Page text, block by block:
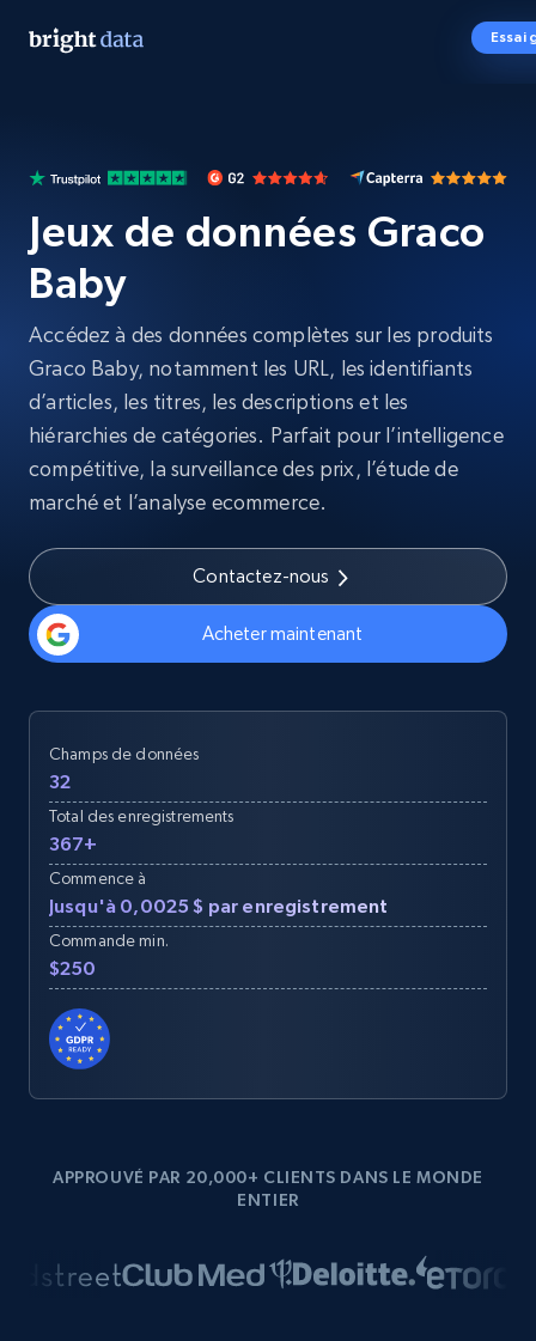
Essai
Jeux de données Graco
Baby
Accédez à des données complètes sur les produits
Graco Baby, notamment les URL, les identifiants
d’articles, les titres, les descriptions et les
hiérarchies de catégories. Parfait pour l’intelligence
compétitive, la surveillance des prix, l’étude de
marché et l’analyse ecommerce.
Contactez-nous
Acheter maintenant
Champs de données
32
Total des enregistrements
367+
Commence à
Jusqu'à 0,0025 $ par enregistrement
Commande min.
$250
APPROUVÉ PAR 20,000+ CLIENTS DANS LE MONDE
ENTIER